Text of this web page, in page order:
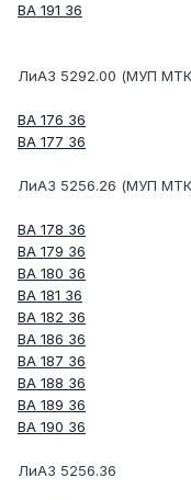
ВА 191 36
ЛиАЗ 5292.00 (МУП
ВА 176 36
ВА 177 36
ЛиАЗ 5256.26 (МУП
ВА 178 36
ВА 179 36
ВА 180 36
ВА 181 36
ВА 182 36
ВА 186 36
ВА 187 36
ВА 188 36
ВА 189 36
ВА 190 36
ЛиАЗ 5256.36